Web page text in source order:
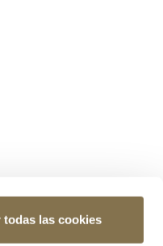
todas las cookies